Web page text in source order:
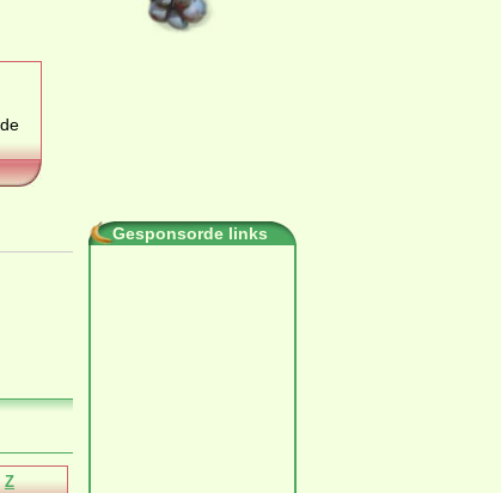
Z
Gesponsorde links